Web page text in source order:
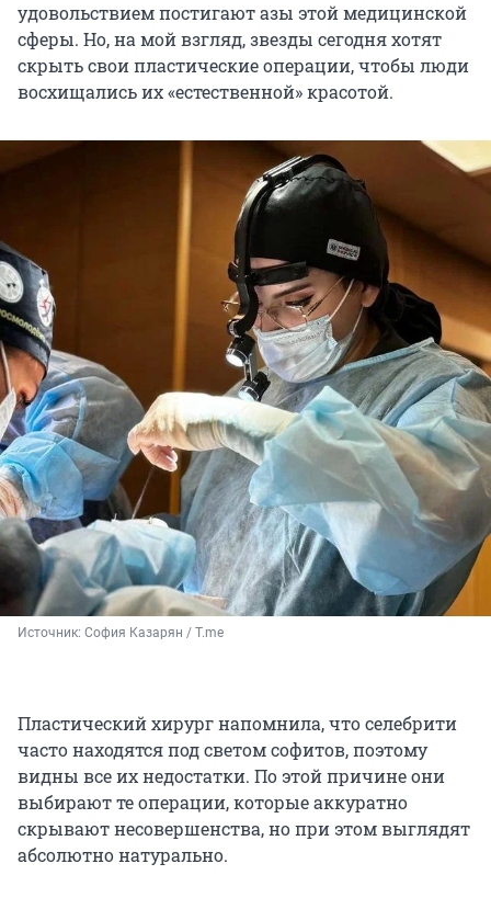
удовольствием постигают азы этой медицинской
сферы. Но, на мой взгляд, звезды сегодня хотят
скрыть свои пластические операции, чтобы люди
восхищались их «естественной» красотой.
Источник: София Казарян / T.me
Пластический хирург напомнила, что селебрити
часто находятся под светом софитов, поэтому
видны все их недостатки. По этой причине они
выбирают те операции, которые аккуратно
скрывают несовершенства, но при этом выглядят
абсолютно натурально.